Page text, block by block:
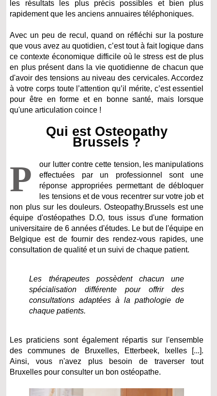
les résultats les plus précis possibles et bien plus
rapidement que les anciens annuaires téléphoniques.
Avec un peu de recul, quand on réfléchi sur la posture
que vous avez au quotidien, c’est tout à fait logique dans
ce contexte économique difficile où le stress est de plus
en plus présent dans la vie quotidienne de chacun que
d'avoir des tensions au niveau des cervicales. Accordez
à votre corps toute l’attention qu’il mérite, c’est essentiel
pour être en forme et en bonne santé, mais lorsque
qu'une articulation coince !
Qui est Osteopathy
Brussels ?
P
our lutter contre cette tension, les manipulations
effectuées par un professionnel sont une
réponse appropriées permettant de débloquer
les tensions et de vous recentrer sur votre job et
non plus sur les douleurs. Osteopathy.Brussels est une
équipe d'ostéopathes D.O, tous issus d'une formation
universitaire de 6 années d'études. Le but de l'équipe en
Belgique est de fournir des rendez-vous rapides, une
consultation de qualité et un suivi de chaque patient.
Les thérapeutes possèdent chacun une
spécialisation différente pour offrir des
consultations adaptées à la pathologie de
chaque patients.
Les praticiens sont également répartis sur l'ensemble
des communes de Bruxelles, Etterbeek, Ixelles [...].
Ainsi, vous n'avez plus besoin de traverser tout
Bruxelles pour consulter un bon ostéopathe.